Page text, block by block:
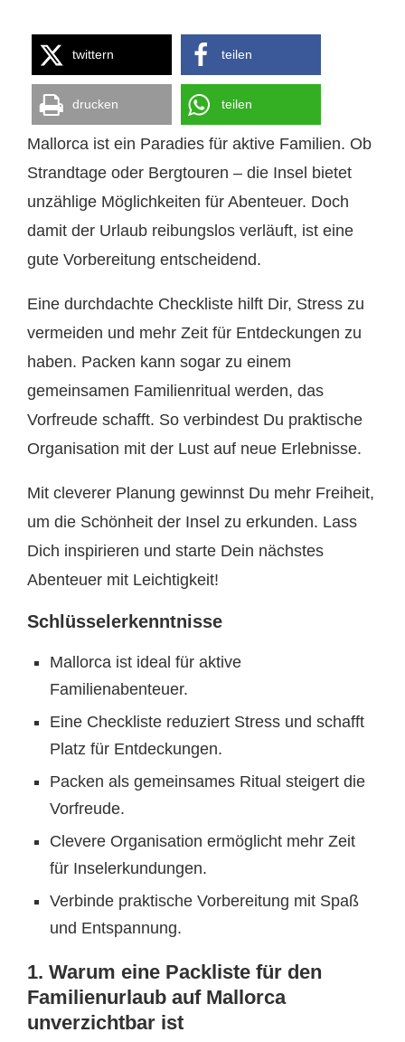
twittern teilen
drucken teilen
Mallorca ist ein Paradies für aktive Familien. Ob
Strandtage oder Bergtouren – die Insel bietet
unzählige Möglichkeiten für Abenteuer. Doch
damit der Urlaub reibungslos verläuft, ist eine
gute Vorbereitung entscheidend.
Eine durchdachte Checkliste hilft Dir, Stress zu
vermeiden und mehr Zeit für Entdeckungen zu
haben. Packen kann sogar zu einem
gemeinsamen Familienritual werden, das
Vorfreude schafft. So verbindest Du praktische
Organisation mit der Lust auf neue Erlebnisse.
Mit cleverer Planung gewinnst Du mehr Freiheit,
um die Schönheit der Insel zu erkunden. Lass
Dich inspirieren und starte Dein nächstes
Abenteuer mit Leichtigkeit!
Schlüsselerkenntnisse
Mallorca ist ideal für aktive
Familienabenteuer.
Eine Checkliste reduziert Stress und schafft
Platz für Entdeckungen.
Packen als gemeinsames Ritual steigert die
Vorfreude.
Clevere Organisation ermöglicht mehr Zeit
für Inselerkundungen.
Verbinde praktische Vorbereitung mit Spaß
und Entspannung.
1. Warum eine Packliste für den
Familienurlaub auf Mallorca
unverzichtbar ist